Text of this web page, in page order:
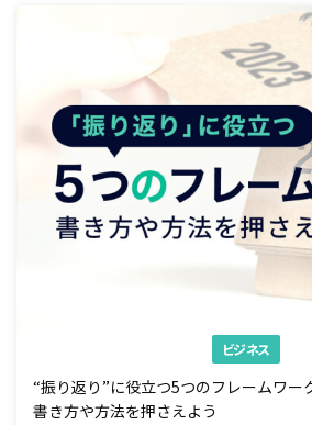
ビジネス
“振り返り”に役立つ5つのフレームワー
書き方や方法を押さえよう